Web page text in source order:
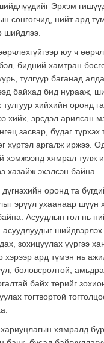
Эрхэм
сонгогчид, нийт ард
шийдлээ.
юу ч
бидний хамтран
тулгуур баганад
байхад бид нурааж,
тулгуур хийхийн оронд
хийх, эрсдэл арилсан
засвар, будаг түрхэх
хүртэл аргалж иржээ.
хэмжээнд хямрал тулж
хазайж эхэлсэн байна.
оронд та
эрүүл ухаанаар шүүн
Асуудлын гол нь
асуудлуудыг шийдвэрлэх
зохицуулах үүргээ
хэрээр ард түмэн нь
боловсролтой,
байх төрийг
тогтвортой
хямралд